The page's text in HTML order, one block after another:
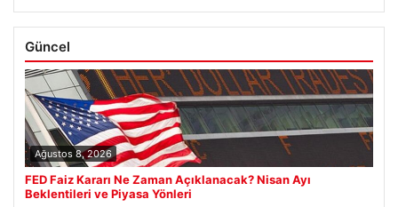
Güncel
Ağustos 8, 2026
FED Faiz Kararı Ne Zaman Açıklanacak? Nisan Ayı
Beklentileri ve Piyasa Yönleri